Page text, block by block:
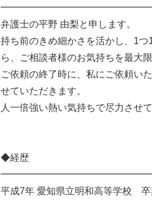
弁護士の平野 由梨と申します。
持ち前のきめ細かさを活かし、1
ら、ご相談者様のお気持ちを最大
ご依頼の終了時に、私にご依頼い
せていただきます。
人一倍強い熱い気持ちで尽力させ
◆経歴
平成7年 愛知県立明和高等学校 卒